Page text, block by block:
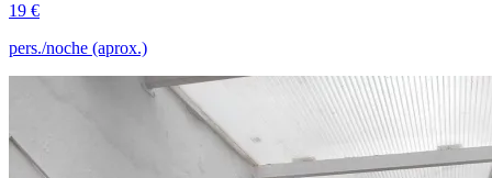
19 €
pers./noche (aprox.)